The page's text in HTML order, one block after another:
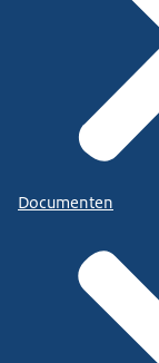
Documenten